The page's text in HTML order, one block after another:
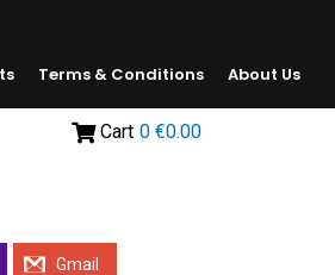
Terms & Conditions About Us
Cart 0 €0.00
Gmail